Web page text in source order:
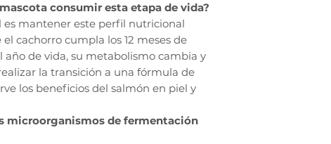
consumir esta etapa de vida?
es mantener este perfil nutricional
cachorro cumpla los 12 meses de
año de vida, su metabolismo cambia y
la transición a una fórmula de
los beneficios del salmón en piel y
microorganismos de fermentación